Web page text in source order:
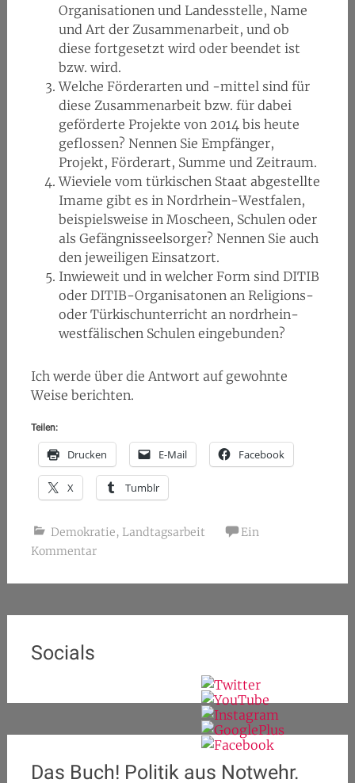
Organisationen und Landesstelle, Name
und Art der Zusammenarbeit, und ob
diese fortgesetzt wird oder beendet ist
bzw. wird.
Welche Förderarten und -mittel sind für
diese Zusammenarbeit bzw. für dabei
geförderte Projekte von 2014 bis heute
geflossen? Nennen Sie Empfänger,
Projekt, Förderart, Summe und Zeitraum.
Wieviele vom türkischen Staat abgestellte
Imame gibt es in Nordrhein-Westfalen,
beispielsweise in Moscheen, Schulen oder
als Gefängnisseelsorger? Nennen Sie auch
den jeweiligen Einsatzort.
Inwieweit und in welcher Form sind DITIB
oder DITIB-Organisatonen an Religions-
oder Türkischunterricht an nordrhein-
westfälischen Schulen eingebunden?
Ich werde über die Antwort auf gewohnte
Weise berichten.
Teilen:
Drucken E-Mail Facebook
X Tumblr
Demokratie, Landtagsarbeit
Ein
Kommentar
Socials
Das Buch! Politik aus Notwehr.